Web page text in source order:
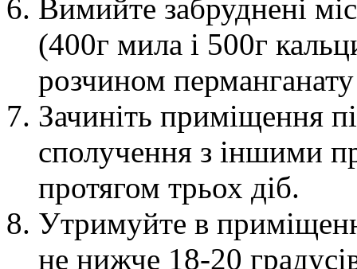
Вимийте забруднені
(400г мила і 500г
розчином
Зачиніть приміщення
сполучення з іншими
протягом трьох діб.
Утримуйте в
не нижче 18-20